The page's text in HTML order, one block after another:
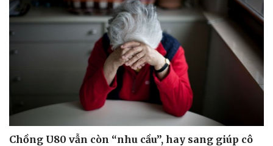
Chồng U80 vẫn còn “nhu cầu”, hay sang giúp cô